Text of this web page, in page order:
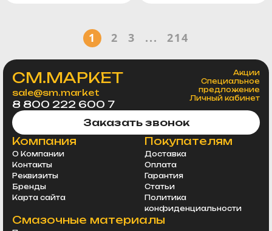
1 2 3 ... 214
СМ.МАРКЕТ
sale@sm.market
8 800 222 600 7
Акции
Специальное
предложение
Личный кабинет
Заказать звонок
Компания
О Компании
Контакты
Реквизиты
Бренды
Карта сайта
Покупателям
Доставка
Оплата
Гарантия
Статьи
Политика
конфиденциальности
Смазочные материалы